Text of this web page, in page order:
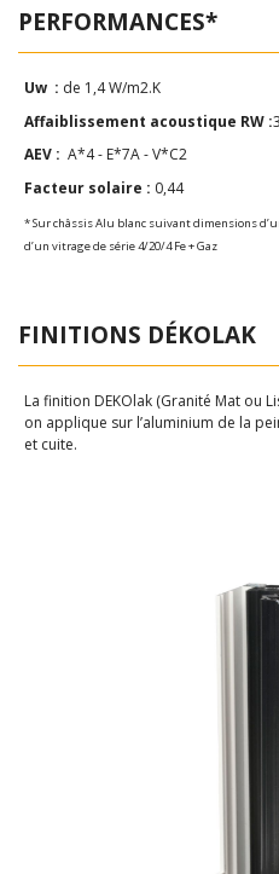
PERFORMANCES*
Uw : de 1,4 W/m2.K
Affaiblissement acoustique RW :
AEV : A*4 - E*7A - V*C2
Facteur solaire : 0,44
* Sur châssis Alu blanc suivant dimensions
d’un vitrage de série 4/20/4 Fe + Gaz
FINITIONS DÉKOLAK
La finition DEKOlak (Granité Mat ou
on applique sur l’aluminium de la
et cuite.